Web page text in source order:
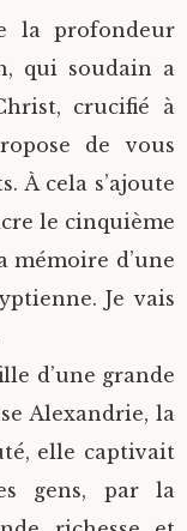
la profondeur
qui soudain a
crucifié à
de vous
À cela s’ajoute
le cinquième
mémoire d’une
Je vais
d’une grande
Alexandrie, la
elle captivait
gens, par la